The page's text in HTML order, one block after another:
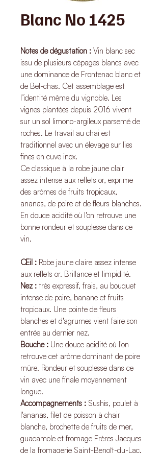
Blanc No 1425
Notes de dégustation : Vin blanc sec
issu de plusieurs cépages blancs avec
une dominance de Frontenac blanc et
de Bel-chas. Cet assemblage est
l’identité même du vignoble. Les
vignes plantées depuis 2016 vivent
sur un sol limono-argileux parsemé de
roches. Le travail au chai est
traditionnel avec un élevage sur lies
fines en cuve inox.
Ce classique à la robe jaune clair
assez intense aux reflets or, exprime
des arômes de fruits tropicaux,
ananas, de poire et de fleurs blanches.
En douce acidité où l'on retrouve une
bonne rondeur et souplesse dans ce
vin.
Œil : Robe jaune claire assez intense
aux reflets or. Brillance et limpidité.
Nez : très expressif, frais, au bouquet
intense de poire, banane et fruits
tropicaux. Une pointe de fleurs
blanches et d'agrumes vient faire son
entrée au dernier nez.
Bouche : Une douce acidité où l'on
retrouve cet arôme dominant de poire
mûre. Rondeur et souplesse dans ce
vin avec une finale moyennement
longue.
Accompagnements : Sushis, poulet à
l'ananas, filet de poisson à chair
blanche, brochette de fruits de mer,
guacamole et fromage Frères Jacques
de la fromagerie Saint-Benoît-du-Lac.